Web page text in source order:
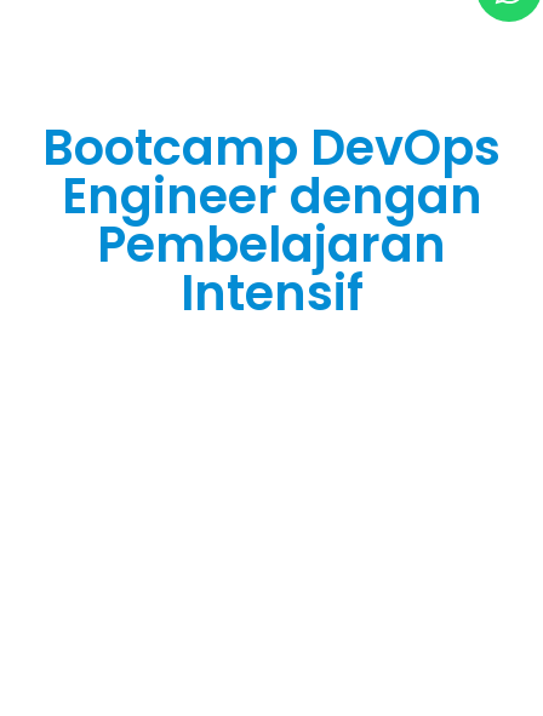
Bootcamp DevOps
Engineer dengan
Pembelajaran
Intensif